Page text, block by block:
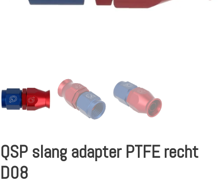
QSP slang adapter PTFE recht
D08